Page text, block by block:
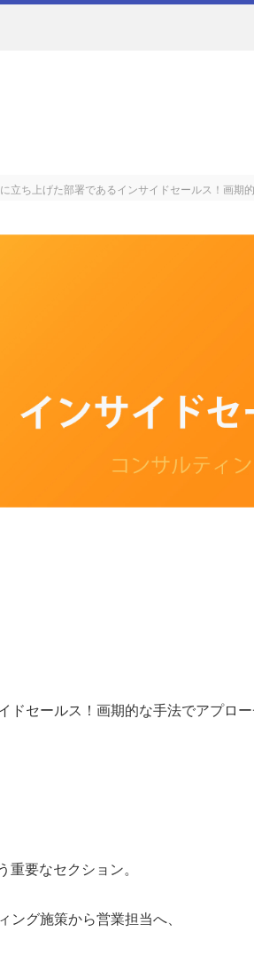
に立ち上げた部署であるインサイドセールス！画期
ドセールス！画期的な手法でアプロ
要なセクション。
ング施策から営業担当へ、